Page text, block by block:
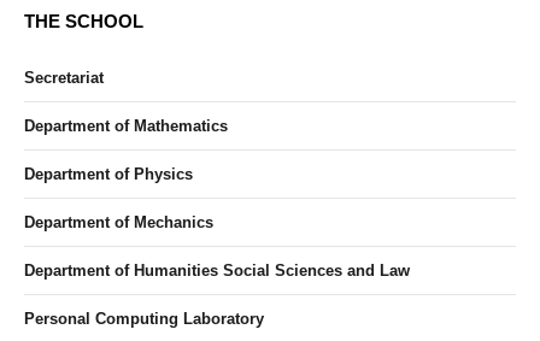
THE SCHOOL
Secretariat
Department of Mathematics
Department of Physics
Department of Mechanics
Department of Humanities Social Sciences and Law
Personal Computing Laboratory